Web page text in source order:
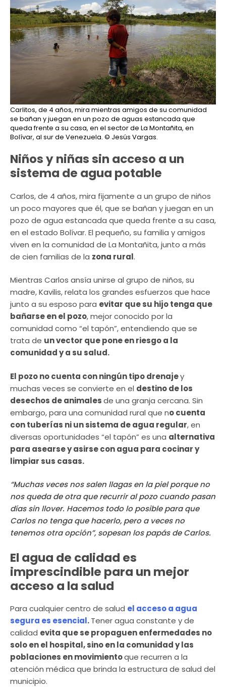
Carlitos, de 4 años, mira mientras amigos de su comunidad
se bañan y juegan en un pozo de aguas estancada que
queda frente a su casa, en el sector de La Montañita, en
Bolívar, al sur de Venezuela. © Jesús Vargas.
Niños y niñas sin acceso a un
sistema de agua potable
Carlos, de 4 años, mira fijamente a un grupo de niños
un poco mayores que él, que se bañan y juegan en un
pozo de agua estancada que queda frente a su casa,
en el estado Bolívar. El pequeño, su familia y amigos
viven en la comunidad de La Montañita, junto a más
de cien familias de la zona rural.
Mientras Carlos ansía unirse al grupo de niños, su
madre, Kavilis, relata los grandes esfuerzos que hace
junto a su esposo para evitar que su hijo tenga que
bañarse en el pozo, mejor conocido por la
comunidad como “el tapón”, entendiendo que se
trata de un vector que pone en riesgo a la
comunidad y a su salud.
El pozo no cuenta con ningún tipo drenajey
muchas veces se convierte en el destino de los
desechos de animalesde una granja cercana. Sin
embargo, para una comunidad rural que no cuenta
con tuberías ni un sistema de agua regular, en
diversas oportunidades “el tapón” es una alternativa
para asearse y asirse con agua para cocinar y
limpiar sus casas.
“Muchas veces nos salen llagas en la piel porque no
nos queda de otra que recurrir al pozo cuando pasan
días sin llover. Hacemos todo lo posible para que
Carlos no tenga que hacerlo, pero a veces no
tenemos otra opción”, sopesan los papás de Carlos.
El agua de calidad es
imprescindible para un mejor
acceso a la salud
Para cualquier centro de salud el acceso a agua
segura es esencial.Tener agua constante y de
calidad evita que se propaguen enfermedades no
solo en el hospital, sino en la comunidad y las
poblaciones en movimientoque recurren a la
atención médica que brinda la estructura de salud del
municipio.